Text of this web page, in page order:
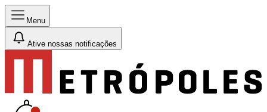
Menu
Ative nossas notificações